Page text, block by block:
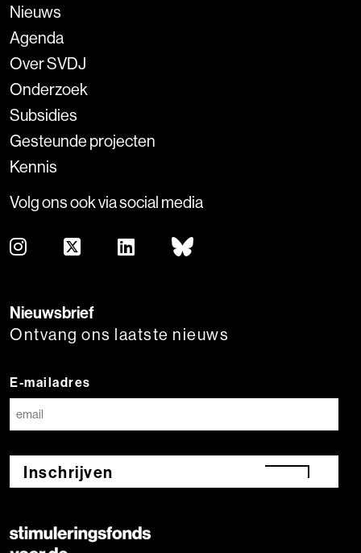
Nieuws
Agenda
Over SVDJ
Onderzoek
Subsidies
Gesteunde projecten
Kennis
Volg ons ook via social media
Nieuwsbrief
Ontvang ons laatste nieuws
E-mailadres
Inschrijven